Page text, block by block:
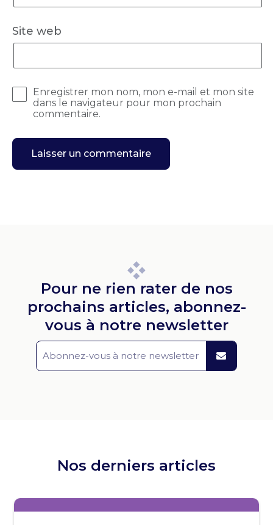
Site web
Enregistrer mon nom, mon e-mail et mon site
dans le navigateur pour mon prochain
commentaire.
Pour ne rien rater de nos
prochains articles, abonnez-
vous à notre newsletter
Nos derniers articles